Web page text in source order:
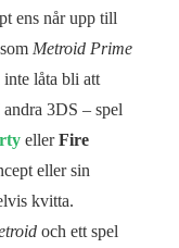
ens når upp till
Metroid Prime
inte låta bli att
3DS – spel
ellerFire
eller sin
kvitta.
och ett spel